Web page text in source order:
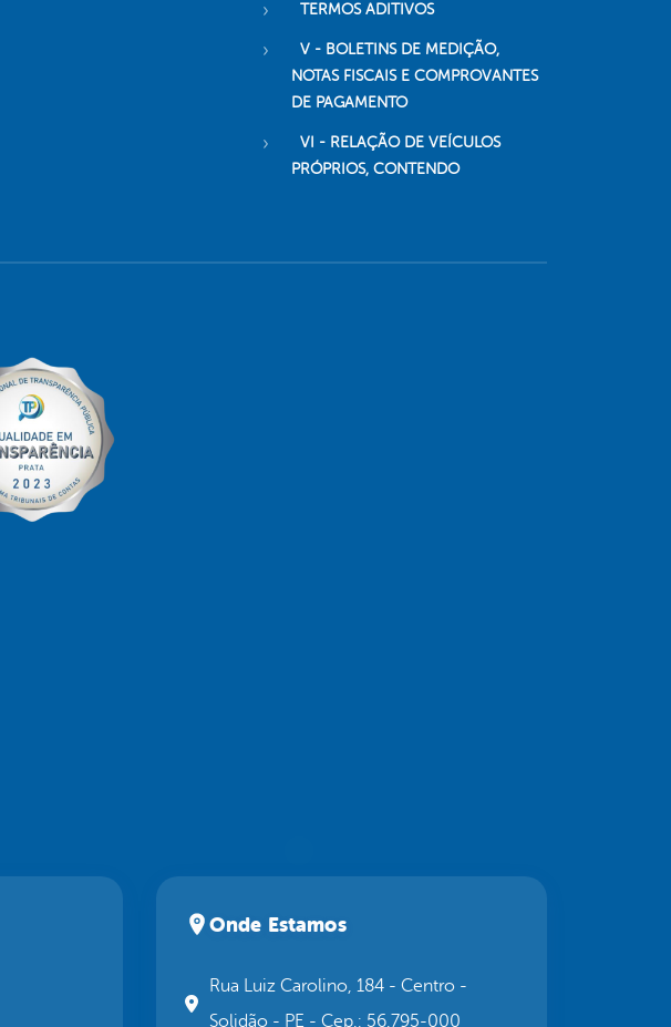
TERMOS ADITIVOS
V - BOLETINS DE MEDIÇÃO,
NOTAS FISCAIS E COMPROVANTES
DE PAGAMENTO
VI - RELAÇÃO DE VEÍCULOS
PRÓPRIOS, CONTENDO
Onde Estamos
Rua Luiz Carolino, 184 - Centro -
Solidão - PE - Cep.: 56.795-000